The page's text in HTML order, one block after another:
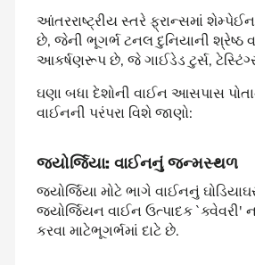
આંતરરાષ્ટ્રીય સ્તરે ફ્રાન્સમાં
છે, જેની ભૂગર્ભ ટનલ દુનિયાની શ્રેષ્ઠ
આકર્ષણરૂપ છે, જે ગાઈડેડ ટુર્સ,
ઘણા બધા દેશોની વાઈન આસપાસ
વાઈનની પરંપરા વિશે જાણો:
જ્યોર્જિયા: વાઈનનું જન્મસ્થળ
જ્યોર્જિયા મોટે ભાગે વાઈનનું
જ્યોર્જિયન વાઈન ઉત્પાદક
કરવા માટેભૂગર્ભમાં દાટે છે.